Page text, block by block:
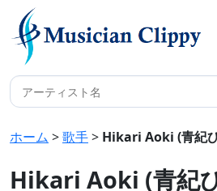
ホーム >歌手> Hikari Aoki (青紀
Hikari Aoki (青紀